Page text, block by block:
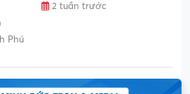
2 tuần trước
Phú